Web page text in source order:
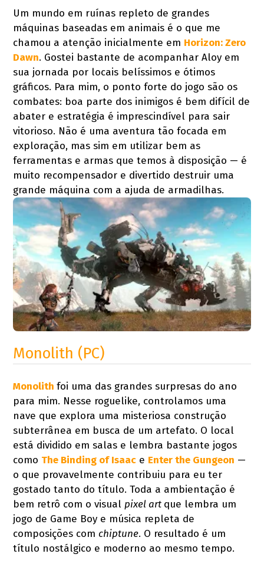
Um mundo em ruínas repleto de grandes
máquinas baseadas em animais é o que me
chamou a atenção inicialmente em Horizon: Zero
Dawn. Gostei bastante de acompanhar Aloy em
sua jornada por locais belíssimos e ótimos
gráficos. Para mim, o ponto forte do jogo são os
combates: boa parte dos inimigos é bem difícil de
abater e estratégia é imprescindível para sair
vitorioso. Não é uma aventura tão focada em
exploração, mas sim em utilizar bem as
ferramentas e armas que temos à disposição — é
muito recompensador e divertido destruir uma
grande máquina com a ajuda de armadilhas.
Monolith (PC)
Monolithfoi uma das grandes surpresas do ano
para mim. Nesse roguelike, controlamos uma
nave que explora uma misteriosa construção
subterrânea em busca de um artefato. O local
está dividido em salas e lembra bastante jogos
como The Binding of Isaac e Enter the Gungeon —
o que provavelmente contribuiu para eu ter
gostado tanto do título. Toda a ambientação é
bem retrô com o visualpixel art que lembra um
jogo de Game Boy e música repleta de
composições com chiptune. O resultado é um
título nostálgico e moderno ao mesmo tempo.